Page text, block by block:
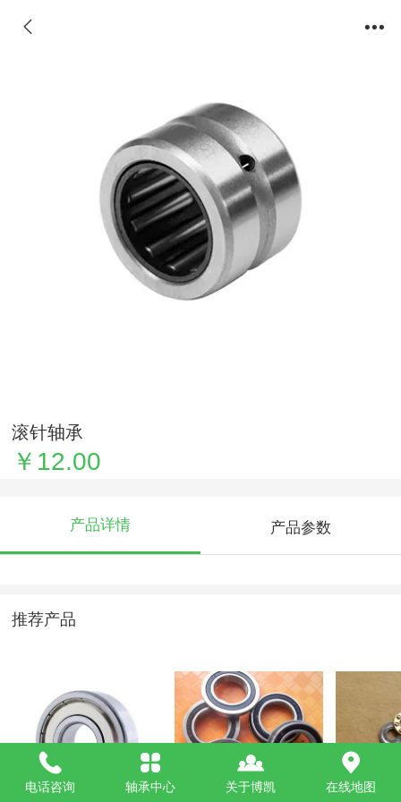
滚针轴承
￥12.00
产品详情 产品参数
推荐产品
不锈钢深沟球轴承
法兰轴承 F6802-
F5-11M
电话咨询 轴承中心 关于博凯 在线地图